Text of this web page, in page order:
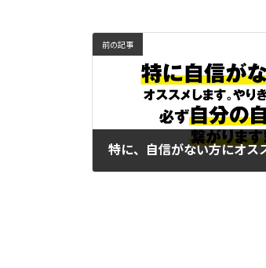
前の記事